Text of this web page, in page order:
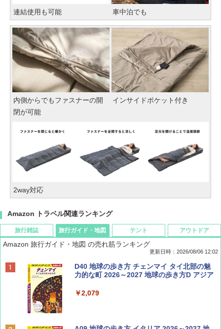
連結使用も可能 車中泊でも
内側からでもファスナーの開
閉が可能
インサイドポケット付き
2way対応
Amazon トラベル関連ランキング
旅行雑誌
ディズニーファン ２０２６年 ９月号 [雑
誌] (ＤＩＳＮＥＹ ＦＡＮ)
￥713
旅行ガイド・地図
Amazon 旅行ガイド・地図 の売れ筋ランキング
更新日時：2026/08/06 12:02
D40 地球の歩き方 チェンマイ タイ北部の魅
力的な町 2026～2027 地球の歩き方D アジア
￥2,079
テント アウトドア